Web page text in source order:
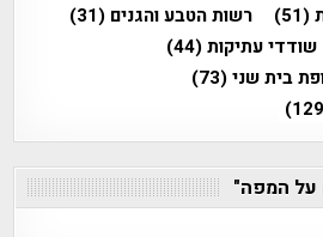
(51) רשות הטבע והגנים (31)
שודדי עתיקות(44)
בית שני(73)
על המפה"